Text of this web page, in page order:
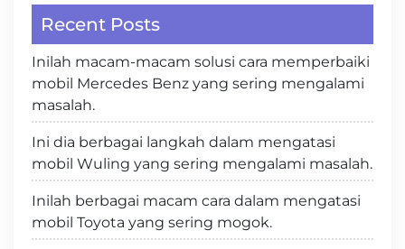
Recent Posts
Inilah macam-macam solusi cara memperbaiki
mobil Mercedes Benz yang sering mengalami
masalah.
Ini dia berbagai langkah dalam mengatasi
mobil Wuling yang sering mengalami masalah.
Inilah berbagai macam cara dalam mengatasi
mobil Toyota yang sering mogok.